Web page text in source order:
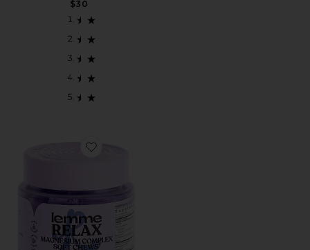
$30
Favorite SUPLEMENTO PARA DORMIR RELAX